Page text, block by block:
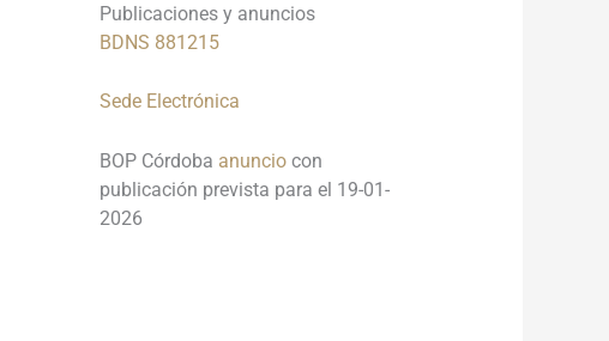
Publicaciones y anuncios
BDNS 881215
Sede Electrónica
BOP Córdoba anunciocon
publicación prevista para el 19-01-
2026